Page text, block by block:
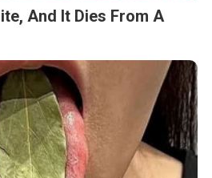
And It Dies From A